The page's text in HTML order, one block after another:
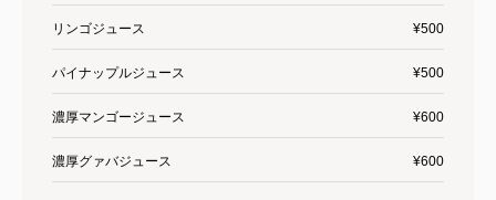
リンゴジュース ¥500
パイナップルジュース ¥500
濃厚マンゴージュース ¥600
濃厚グァバジュース ¥600